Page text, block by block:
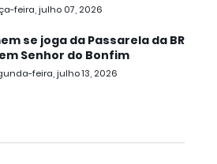
feira, julho 07, 2026
se joga da Passarela da BR
Senhor do Bonfim
feira, julho 13, 2026